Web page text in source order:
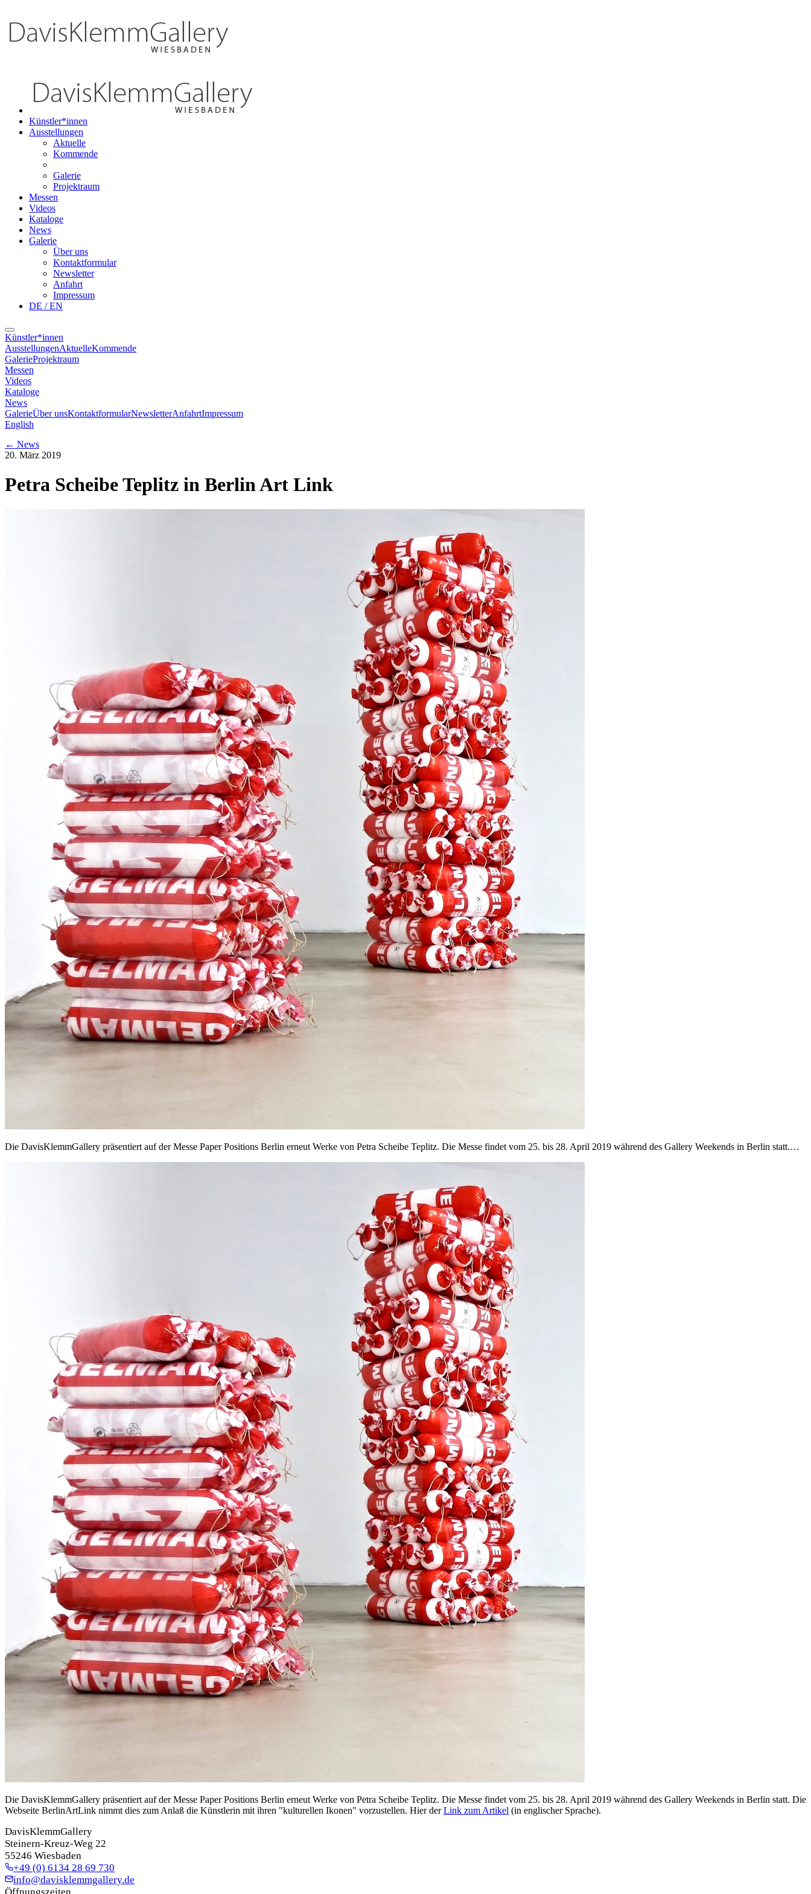
Künstler*innen
Ausstellungen
Aktuelle
Kommende
Galerie
Projektraum
Messen
Videos
Kataloge
News
Galerie
Über uns
Kontaktformular
Newsletter
Anfahrt
Impressum
DE / EN
Künstler*innen
AusstellungenAktuelleKommende
GalerieProjektraum
Messen
Videos
Kataloge
News
GalerieÜber unsKontaktformularNewsletterAnfahrtImpressum
English
← News
20. März 2019
Petra Scheibe Teplitz in Berlin Art Link
Die DavisKlemmGallery präsentiert auf der Messe Paper Positions Berlin erneut Werke von Petra Scheibe Teplitz. Die Messe findet vom 25. bis 28. April 2019 während des Gallery Weekends in Berlin statt.…
Die DavisKlemmGallery präsentiert auf der Messe Paper Positions Berlin erneut Werke von Petra Scheibe Teplitz. Die Messe findet vom 25. bis 28. April 2019 während des Gallery Weekends in Berlin statt. Die
Webseite BerlinArtLink nimmt dies zum Anlaß die Künstlerin mit ihren "kulturellen Ikonen" vorzustellen. Hier derLink zum Artikel (in englischer Sprache).
DavisKlemmGallery
Steinern-Kreuz-Weg 22
55246 Wiesbaden
+49 (0) 6134 28 69 730
info@davisklemmgallery.de